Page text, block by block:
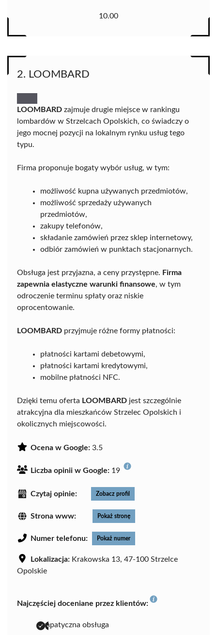
10.00
2. LOOMBARD
LOOMBARD zajmuje drugie miejsce w rankingu
lombardów w Strzelcach Opolskich, co świadczy o
jego mocnej pozycji na lokalnym rynku usług tego
typu.
Firma proponuje bogaty wybór usług, w tym:
możliwość kupna używanych przedmiotów,
możliwość sprzedaży używanych
przedmiotów,
zakupy telefonów,
składanie zamówień przez sklep internetowy,
odbiór zamówień w punktach stacjonarnych.
Obsługa jest przyjazna, a ceny przystępne. Firma
zapewnia elastyczne warunki finansowe, w tym
odroczenie terminu spłaty oraz niskie
oprocentowanie.
LOOMBARD przyjmuje różne formy płatności:
płatności kartami debetowymi,
płatności kartami kredytowymi,
mobilne płatności NFC.
Dzięki temu oferta LOOMBARD jest szczególnie
atrakcyjna dla mieszkańców Strzelec Opolskich i
okolicznych miejscowości.
Ocena w Google: 3.5
Liczba opinii w Google: 19
Czytaj opinie: Zobacz profil
Strona www: Pokaż stronę
Numer telefonu: Pokaż numer
Lokalizacja: Krakowska 13, 47-100 Strzelce
Opolskie
Najczęściej doceniane przez klientów:
sympatyczna obsługa